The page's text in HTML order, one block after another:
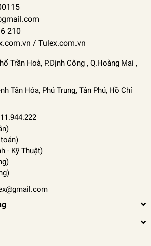
210
/ Tulex.com.vn
Trần Hoà, P.Định Công , Q.Hoàng Mai ,
Tân Hóa, Phú Trung, Tân Phú, Hồ Chí
- Kỹ Thuật)